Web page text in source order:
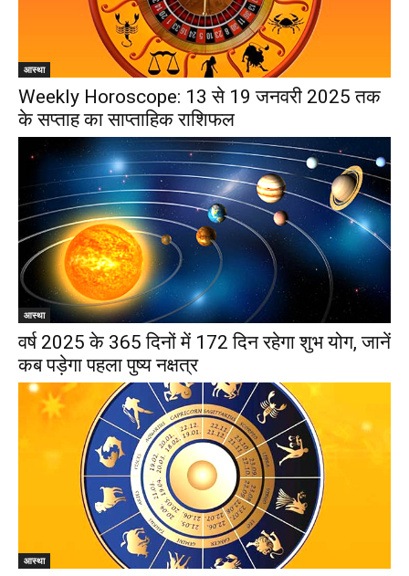
आस्था
Weekly Horoscope: 13 से 19 जनवरी 2025 तक
के सप्ताह का साप्ताहिक राशिफल
आस्था
वर्ष 2025 के 365 दिनों में 172 दिन रहेगा शुभ योग, जानें
कब पड़ेगा पहला पुष्य नक्षत्र
आस्था